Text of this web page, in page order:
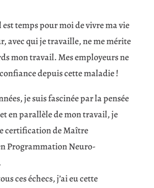
est temps pour moi de vivre ma vie
avec qui je travaille, ne me mérite
mon travail. Mes employeurs ne
depuis cette maladie !
je suis fascinée par la pensée
en parallèle de mon travail, je
certification de Maître
Programmation Neuro-
ces échecs, j’ai eu cette